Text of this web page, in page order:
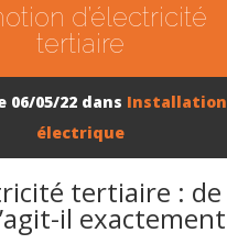
d’électricité
tertiaire
06/05/22 dans Installation
électrique
tertiaire : de
il exactement